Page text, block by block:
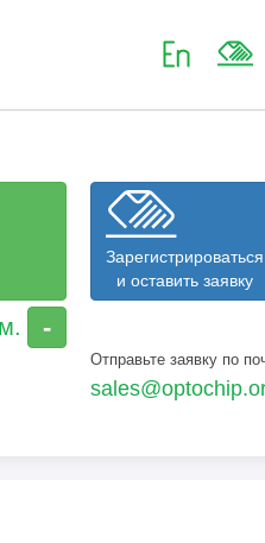
-
Зарегистрироваться
и оставить заявку
Отправьте заявку по